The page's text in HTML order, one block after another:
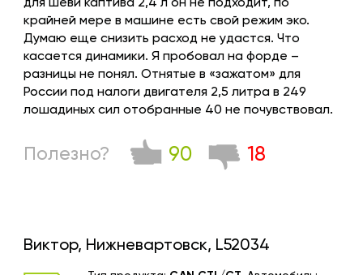
для шеви каптива 2,4 л он не подходит, по
крайней мере в машине есть свой режим эко.
Думаю еще снизить расход не удастся. Что
касается динамики. Я пробовал на форде –
разницы не понял. Отнятые в «зажатом» для
России под налоги двигателя 2,5 литра в 249
лошадиных сил отобранные 40 не почувствовал.
Полезно? 90 18
Виктор, Нижневартовск, L52034